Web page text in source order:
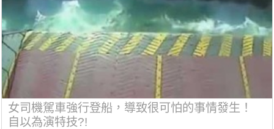
女司機駕車強行登船，導致很可怕的事情發生！
自以為演特技?!